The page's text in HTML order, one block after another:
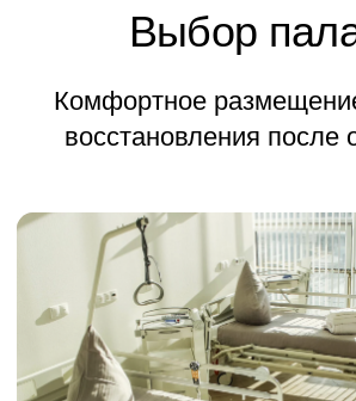
Виды
эндопротезирования
плечевого сустава
Тотальное
эндопротезирование
плечевого сустава